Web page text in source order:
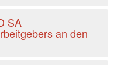
SA
an den